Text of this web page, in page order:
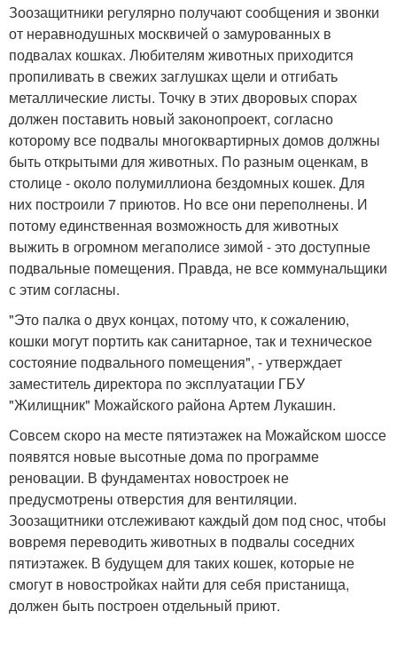
Зоозащитники регулярно получают сообщения и звонки
от неравнодушных москвичей о замурованных в
подвалах кошках. Любителям животных приходится
пропиливать в свежих заглушках щели и отгибать
металлические листы. Точку в этих дворовых спорах
должен поставить новый законопроект, согласно
которому все подвалы многоквартирных домов должны
быть открытыми для животных. По разным оценкам, в
столице - около полумиллиона бездомных кошек. Для
них построили 7 приютов. Но все они переполнены. И
потому единственная возможность для животных
выжить в огромном мегаполисе зимой - это доступные
подвальные помещения. Правда, не все коммунальщики
с этим согласны.
"Это палка о двух концах, потому что, к сожалению,
кошки могут портить как санитарное, так и техническое
состояние подвального помещения", - утверждает
заместитель директора по эксплуатации ГБУ
"Жилищник" Можайского района Артем Лукашин.
Совсем скоро на месте пятиэтажек на Можайском шоссе
появятся новые высотные дома по программе
реновации. В фундаментах новостроек не
предусмотрены отверстия для вентиляции.
Зоозащитники отслеживают каждый дом под снос, чтобы
вовремя переводить животных в подвалы соседних
пятиэтажек. В будущем для таких кошек, которые не
смогут в новостройках найти для себя пристанища,
должен быть построен отдельный приют.